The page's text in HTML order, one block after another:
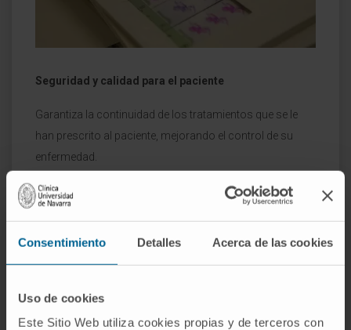
Consentimiento Detalles Acerca de las cookies
Uso de cookies
Este Sitio Web utiliza cookies propias y de terceros con
Seguridad y calidad para el paciente
Garantiza la continuidad de los tratamientos que se le
han prescrito al paciente, mejorando el control de su
enfermedad.